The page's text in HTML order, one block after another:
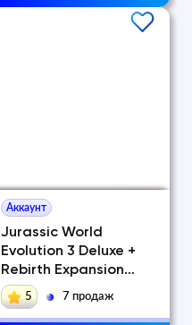
Аккаунт
Jurassic World
Evolution 3 Deluxe +
Rebirth Expansion
(RUS) | LOGIN:PA
5 7 продаж